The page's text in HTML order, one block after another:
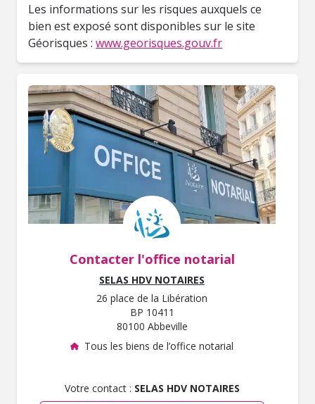
Les informations sur les risques auxquels ce
bien est exposé sont disponibles sur le site
Géorisques : www.georisques.gouv.fr
Contacter l'office notarial
SELAS HDV NOTAIRES
26 place de la Libération
BP 10411
80100 Abbeville
Tous les biens de l’office notarial
Votre contact : SELAS HDV NOTAIRES